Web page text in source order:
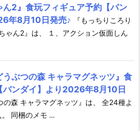
ん2』食玩フィギュア予約【バン
年8月10日発売♪
『もっちりころり
ゃん2』は、 １、アクション仮面しん
うぶつの森 キャラマグネッツ』食
バンダイ】より2026年8月10日
の森 キャラマグネッツ』は、 全24種よ
同梱のメモ ...